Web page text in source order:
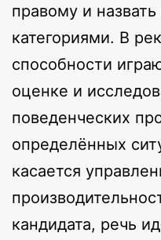
правому и
категориями. В
способности
оценке и
поведенческих
определённых
касается
кандидата, речь